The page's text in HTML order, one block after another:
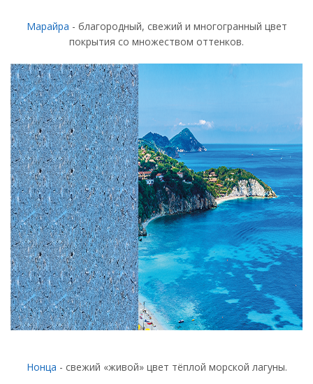
Марайра - благородный, свежий и многогранный цвет
покрытия со множеством оттенков.
Нонца - свежий «живой» цвет тёплой морской лагуны.